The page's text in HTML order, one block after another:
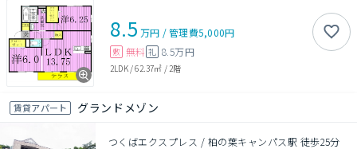
8.5 万円 /管理費5,000円
敷 無料 礼 8.5万円
2LDK/62.37㎡ / 2階
賃貸アパート グランドメゾン
つくばエクスプレス / 柏の葉キャンパス駅 徒歩25分